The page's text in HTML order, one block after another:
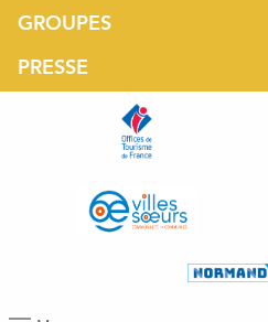
GROUPES
PRESSE